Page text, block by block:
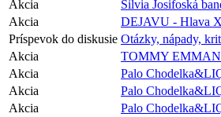
Akcia
Silvia Josifoská
Akcia
DEJAVU - Hlava
Príspevok do diskusie Otázky, nápady,
Akcia
TOMMY
Akcia
Palo
Akcia
Palo
Akcia
Palo